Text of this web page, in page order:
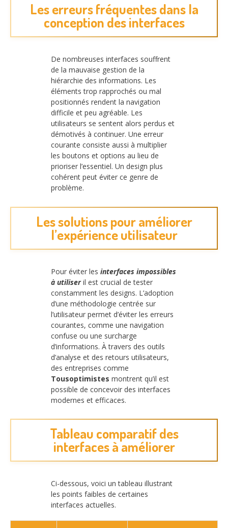
Les erreurs fréquentes dans la
conception des interfaces
De nombreuses interfaces souffrent
de la mauvaise gestion de la
hiérarchie des informations. Les
éléments trop rapprochés ou mal
positionnés rendent la navigation
difficile et peu agréable. Les
utilisateurs se sentent alors perdus et
démotivés à continuer. Une erreur
courante consiste aussi à multiplier
les boutons et options au lieu de
prioriser l’essentiel. Un design plus
cohérent peut éviter ce genre de
problème.
Les solutions pour améliorer
l’expérience utilisateur
Pour éviter les interfaces impossibles
à utiliseril est crucial de tester
constamment les designs. L’adoption
d’une méthodologie centrée sur
l’utilisateur permet d’éviter les erreurs
courantes, comme une navigation
confuse ou une surcharge
d’informations. À travers des outils
d’analyse et des retours utilisateurs,
des entreprises comme
Tousoptimistes montrent qu’il est
possible de concevoir des interfaces
modernes et efficaces.
Tableau comparatif des
interfaces à améliorer
Ci-dessous, voici un tableau illustrant
les points faibles de certaines
interfaces actuelles.